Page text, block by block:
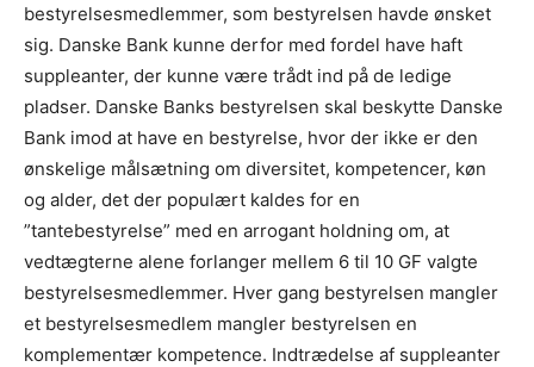
bestyrelsesmedlemmer, som bestyrelsen havde ønsket
sig. Danske Bank kunne derfor med fordel have haft
suppleanter, der kunne være trådt ind på de ledige
pladser. Danske Banks bestyrelsen skal beskytte Danske
Bank imod at have en bestyrelse, hvor der ikke er den
ønskelige målsætning om diversitet, kompetencer, køn
og alder, det der populært kaldes for en
”tantebestyrelse” med en arrogant holdning om, at
vedtægterne alene forlanger mellem 6 til 10 GF valgte
bestyrelsesmedlemmer. Hver gang bestyrelsen mangler
et bestyrelsesmedlem mangler bestyrelsen en
komplementær kompetence. Indtrædelse af suppleanter